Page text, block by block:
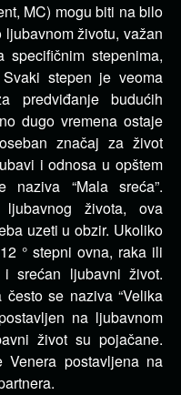
MC) mogu biti na bilo
životu, važan
stepenima,
stepen je veoma
budućih
dugo vremena ostaje
značaj za život
i odnosa u opštem
“Mala sreća”.
života, ova
uzeti u obzir. Ukoliko
° stepni ovna, raka ili
srećan ljubavni život.
se naziva “Velika
na ljubavnom
život su pojačane.
postavljena na